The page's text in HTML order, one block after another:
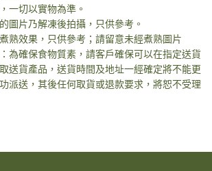
一切以實物為準。
圖片乃解凍後拍攝，只供參考。
熟效果，只供參考；請留意未經煮熟圖片
為確保食物質素，請客戶確保可以在指定送貨
送貨產品，送貨時間及地址一經確定將不能更
派送，其後任何取貨或退款要求，將恕不受理